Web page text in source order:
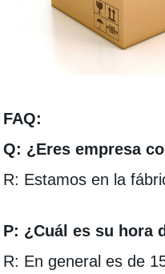
FAQ:
Q: ¿Eres empresa
R: Estamos en la
P: ¿Cuál es su hora
R: En general es de